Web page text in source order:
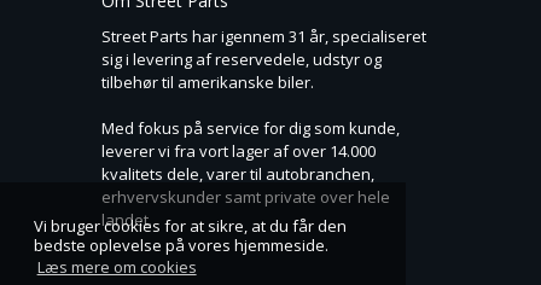
Vi bruger cookies for at sikre, at du får den
bedste oplevelse på vores hjemmeside.
Læs mere om cookies
Street Parts har igennem 31 år, specialiseret
sig i levering af reservedele, udstyr og
tilbehør til amerikanske biler.
Med fokus på service for dig som kunde,
leverer vi fra vort lager af over 14.000
kvalitets dele, varer til autobranchen,
erhvervskunder samt private over hele
landet.